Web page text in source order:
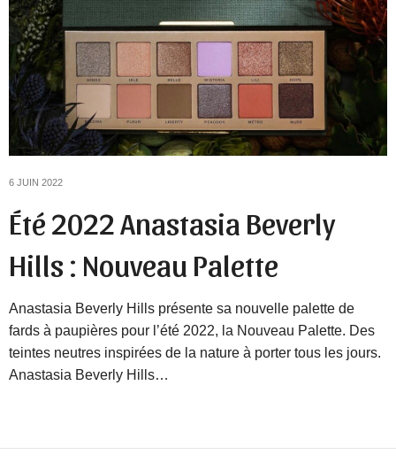
6 JUIN 2022
Été 2022 Anastasia Beverly
Hills : Nouveau Palette
Anastasia Beverly Hills présente sa nouvelle palette de
fards à paupières pour l’été 2022, la Nouveau Palette. Des
teintes neutres inspirées de la nature à porter tous les jours.
Anastasia Beverly Hills…